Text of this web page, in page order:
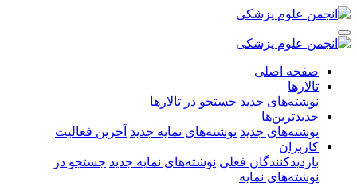
صفحه اصلی
تالارها
نوشته‌های جدید جستجو در تالارها
جدیدترین‌ها
نوشته‌های جدید نوشته‌های نمایه جدید آخرین فعالیت
کاربران
بازدیدکنندگان فعلی نوشته‌های نمایه جدید جستجو در
نوشته‌های نمایه